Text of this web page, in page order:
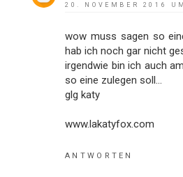
20. NOVEMBER 2016
wow muss sagen so
hab ich noch gar nicht
irgendwie bin ich auch
so eine zulegen soll...
glg katy
www.lakatyfox.com
ANTWORTEN